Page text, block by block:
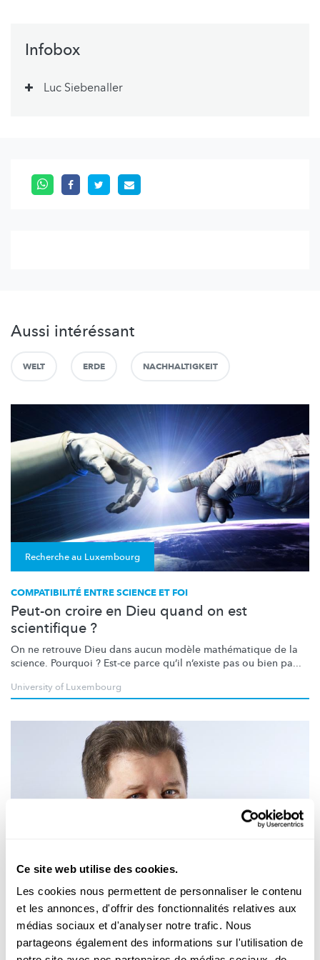
Ce site web utilise des cookies.
Les cookies nous permettent de personnaliser le contenu
et les annonces, d'offrir des fonctionnalités relatives aux
médias sociaux et d'analyser notre trafic. Nous
partageons également des informations sur l'utilisation de
Infobox
Luc Siebenaller
Aussi intéréssant
WELT ERDE NACHHALTIGKEIT
Recherche au Luxembourg
COMPATIBILITÉ ENTRE SCIENCE ET FOI
Peut-on croire en Dieu quand on est
scientifique ?
On ne retrouve Dieu dans aucun modèle mathématique de la
science. Pourquoi ? Est-ce parce qu’il n’existe pas ou bien pa...
University of Luxembourg
Recherche au Luxembourg
"WAT ASS WOURECHT?"
Firwat mer wëssenschaftleche Fakten
weiderhi Vertraue schenken kënnen